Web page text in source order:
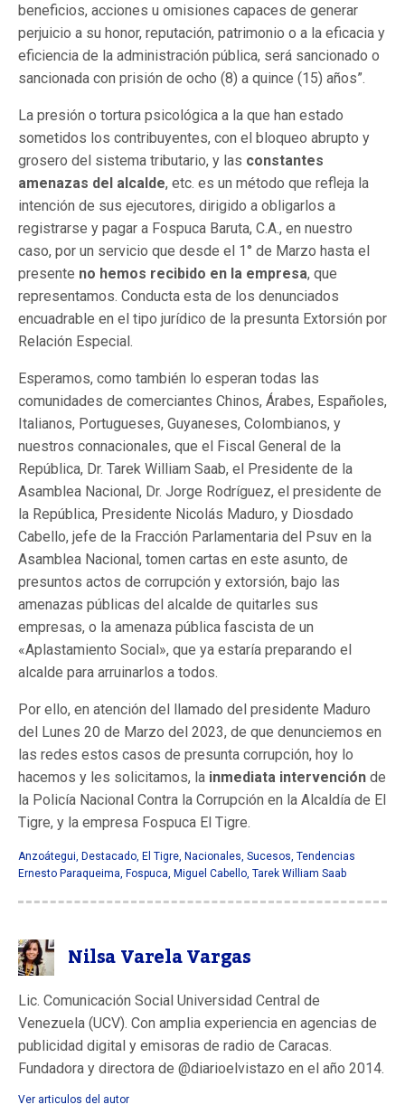
beneficios, acciones u omisiones capaces de generar
perjuicio a su honor, reputación, patrimonio o a la eficacia y
eficiencia de la administración pública, será sancionado o
sancionada con prisión de ocho (8) a quince (15) años”.
La presión o tortura psicológica a la que han estado
sometidos los contribuyentes, con el bloqueo abrupto y
grosero del sistema tributario, y las constantes
amenazas del alcalde, etc. es un método que refleja la
intención de sus ejecutores, dirigido a obligarlos a
registrarse y pagar a Fospuca Baruta, C.A., en nuestro
caso, por un servicio que desde el 1° de Marzo hasta el
presente no hemos recibido en la empresa, que
representamos. Conducta esta de los denunciados
encuadrable en el tipo jurídico de la presunta Extorsión por
Relación Especial.
Esperamos, como también lo esperan todas las
comunidades de comerciantes Chinos, Árabes, Españoles,
Italianos, Portugueses, Guyaneses, Colombianos, y
nuestros connacionales, que el Fiscal General de la
República, Dr. Tarek William Saab, el Presidente de la
Asamblea Nacional, Dr. Jorge Rodríguez, el presidente de
la República, Presidente Nicolás Maduro, y Diosdado
Cabello, jefe de la Fracción Parlamentaria del Psuv en la
Asamblea Nacional, tomen cartas en este asunto, de
presuntos actos de corrupción y extorsión, bajo las
amenazas públicas del alcalde de quitarles sus
empresas, o la amenaza pública fascista de un
«Aplastamiento Social», que ya estaría preparando el
alcalde para arruinarlos a todos.
Por ello, en atención del llamado del presidente Maduro
del Lunes 20 de Marzo del 2023, de que denunciemos en
las redes estos casos de presunta corrupción, hoy lo
hacemos y les solicitamos, la inmediata intervención de
la Policía Nacional Contra la Corrupción en la Alcaldía de El
Tigre, y la empresa Fospuca El Tigre.
Anzoátegui, Destacado, El Tigre, Nacionales, Sucesos, Tendencias
Ernesto Paraqueima, Fospuca, Miguel Cabello, Tarek William Saab
Nilsa Varela Vargas
Lic. Comunicación Social Universidad Central de
Venezuela (UCV). Con amplia experiencia en agencias de
publicidad digital y emisoras de radio de Caracas.
Fundadora y directora de @diarioelvistazo en el año 2014.
Ver articulos del autor